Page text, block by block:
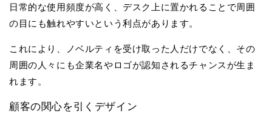
日常的な使用頻度が高く、デスク上に置かれることで周囲
の目にも触れやすいという利点があります。
これにより、ノベルティを受け取った人だけでなく、その
周囲の人々にも企業名やロゴが認知されるチャンスが生ま
れます。
顧客の関心を引くデザイン